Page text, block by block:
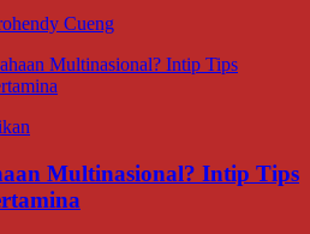
Cueng
Multinasional? Intip Tips